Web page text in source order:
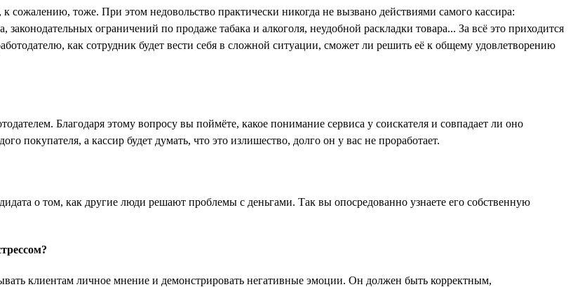
тоже. При этом недовольство практически никогда не вызвано действиями самого кассира:
ограничений по продаже табака и алкоголя, неудобной раскладки товара... За всё это приходится
как сотрудник будет вести себя в сложной ситуации, сможет ли решить её к общему удовлетворению
Благодаря этому вопросу вы поймёте, какое понимание сервиса у соискателя и совпадает ли оно
покупателя, а кассир будет думать, что это излишество, долго он у вас не проработает.
о том, как другие люди решают проблемы с деньгами. Так вы опосредованно узнаете его собственную
клиентам личное мнение и демонстрировать негативные эмоции. Он должен быть корректным,